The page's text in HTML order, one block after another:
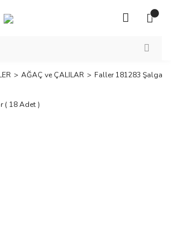
AĞAÇ ve ÇALILAR Faller 181283